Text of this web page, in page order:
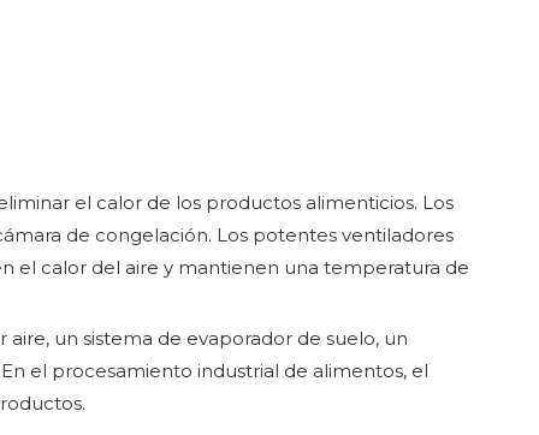
el calor de los productos alimenticios. Los
de congelación. Los potentes ventiladores
el calor del aire y mantienen una temperatura de
un sistema de evaporador de suelo, un
el procesamiento industrial de alimentos, el